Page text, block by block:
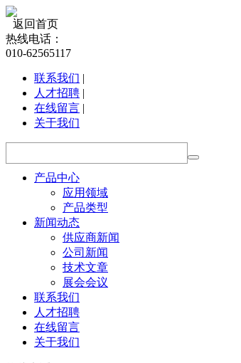
返回首页
热线电话：
010-62565117
联系我们 |
人才招聘 |
在线留言 |
关于我们
产品中心
应用领域
产品类型
新闻动态
供应商新闻
公司新闻
技术文章
展会会议
联系我们
人才招聘
在线留言
关于我们